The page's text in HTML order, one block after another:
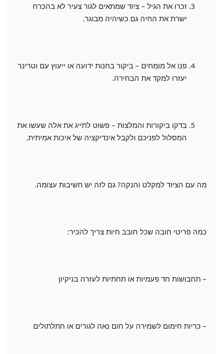
זכרו את הגיל – ציוד שמתאים לגור צעיר לא בהכרח
ישרת את החיה גם כשיהיה מבוגר.
פנו אל מומחים – ביקור בחנות ידועה או ייעוץ עם וטרינר
יעזרו למקד את הבחירה.
בדקו ביקורות והמלצות – פשוט לתייג את אלה שעשו את
המסלול לפניכם ולקבל אינדיקציה של איכות אמיתית.
מה עם הציוד למקלט והנקה? גם לזה יש חשיבות עצומה.
כמה פריטי חובה שכל חובב חיות צריך להכיר:
– תחבושות חד פעמיות או תחתיות לעזרה בניקיון
– כריות חימום לשמירה על חום נאה לגורים או חתלתולים